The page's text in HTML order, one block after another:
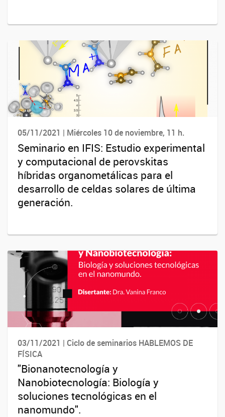
05/11/2021 | Miércoles 10 de noviembre, 11 h.
Seminario en IFIS: Estudio experimental
y computacional de perovskitas
híbridas organometálicas para el
desarrollo de celdas solares de última
generación.
03/11/2021 | Ciclo de seminarios HABLEMOS DE
FÍSICA
"Bionanotecnología y
Nanobiotecnología: Biología y
soluciones tecnológicas en el
nanomundo".